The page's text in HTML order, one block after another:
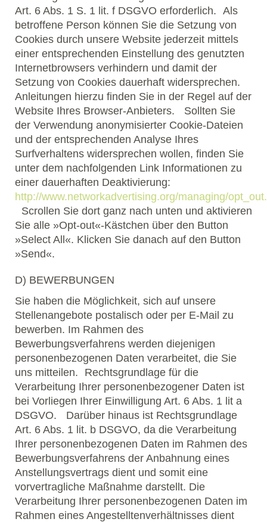
Art. 6 Abs. 1 S. 1 lit. f DSGVO erforderlich. Als
betroffene Person können Sie die Setzung von
Cookies durch unsere Website jederzeit mittels
einer entsprechenden Einstellung des genutzten
Internetbrowsers verhindern und damit der
Setzung von Cookies dauerhaft widersprechen.
Anleitungen hierzu finden Sie in der Regel auf der
Website Ihres Browser-Anbieters. Sollten Sie
der Verwendung anonymisierter Cookie-Dateien
und der entsprechenden Analyse Ihres
Surfverhaltens widersprechen wollen, finden Sie
unter dem nachfolgenden Link Informationen zu
einer dauerhaften Deaktivierung:
http://www.networkadvertising.org/managing/
Scrollen Sie dort ganz nach unten und aktivieren
Sie alle »Opt-out«-Kästchen über den Button
»Select All«. Klicken Sie danach auf den Button
»Send«.
D) BEWERBUNGEN
Sie haben die Möglichkeit, sich auf unsere
Stellenangebote postalisch oder per E-Mail zu
bewerben. Im Rahmen des
Bewerbungsverfahrens werden diejenigen
personenbezogenen Daten verarbeitet, die Sie
uns mitteilen. Rechtsgrundlage für die
Verarbeitung Ihrer personenbezogener Daten ist
bei Vorliegen Ihrer Einwilligung Art. 6 Abs. 1 lit a
DSGVO. Darüber hinaus ist Rechtsgrundlage
Art. 6 Abs. 1 lit. b DSGVO, da die Verarbeitung
Ihrer personenbezogenen Daten im Rahmen des
Bewerbungsverfahrens der Anbahnung eines
Anstellungsvertrags dient und somit eine
vorvertragliche Maßnahme darstellt. Die
Verarbeitung Ihrer personenbezogenen Daten im
Rahmen eines Angestelltenverhältnisses dient